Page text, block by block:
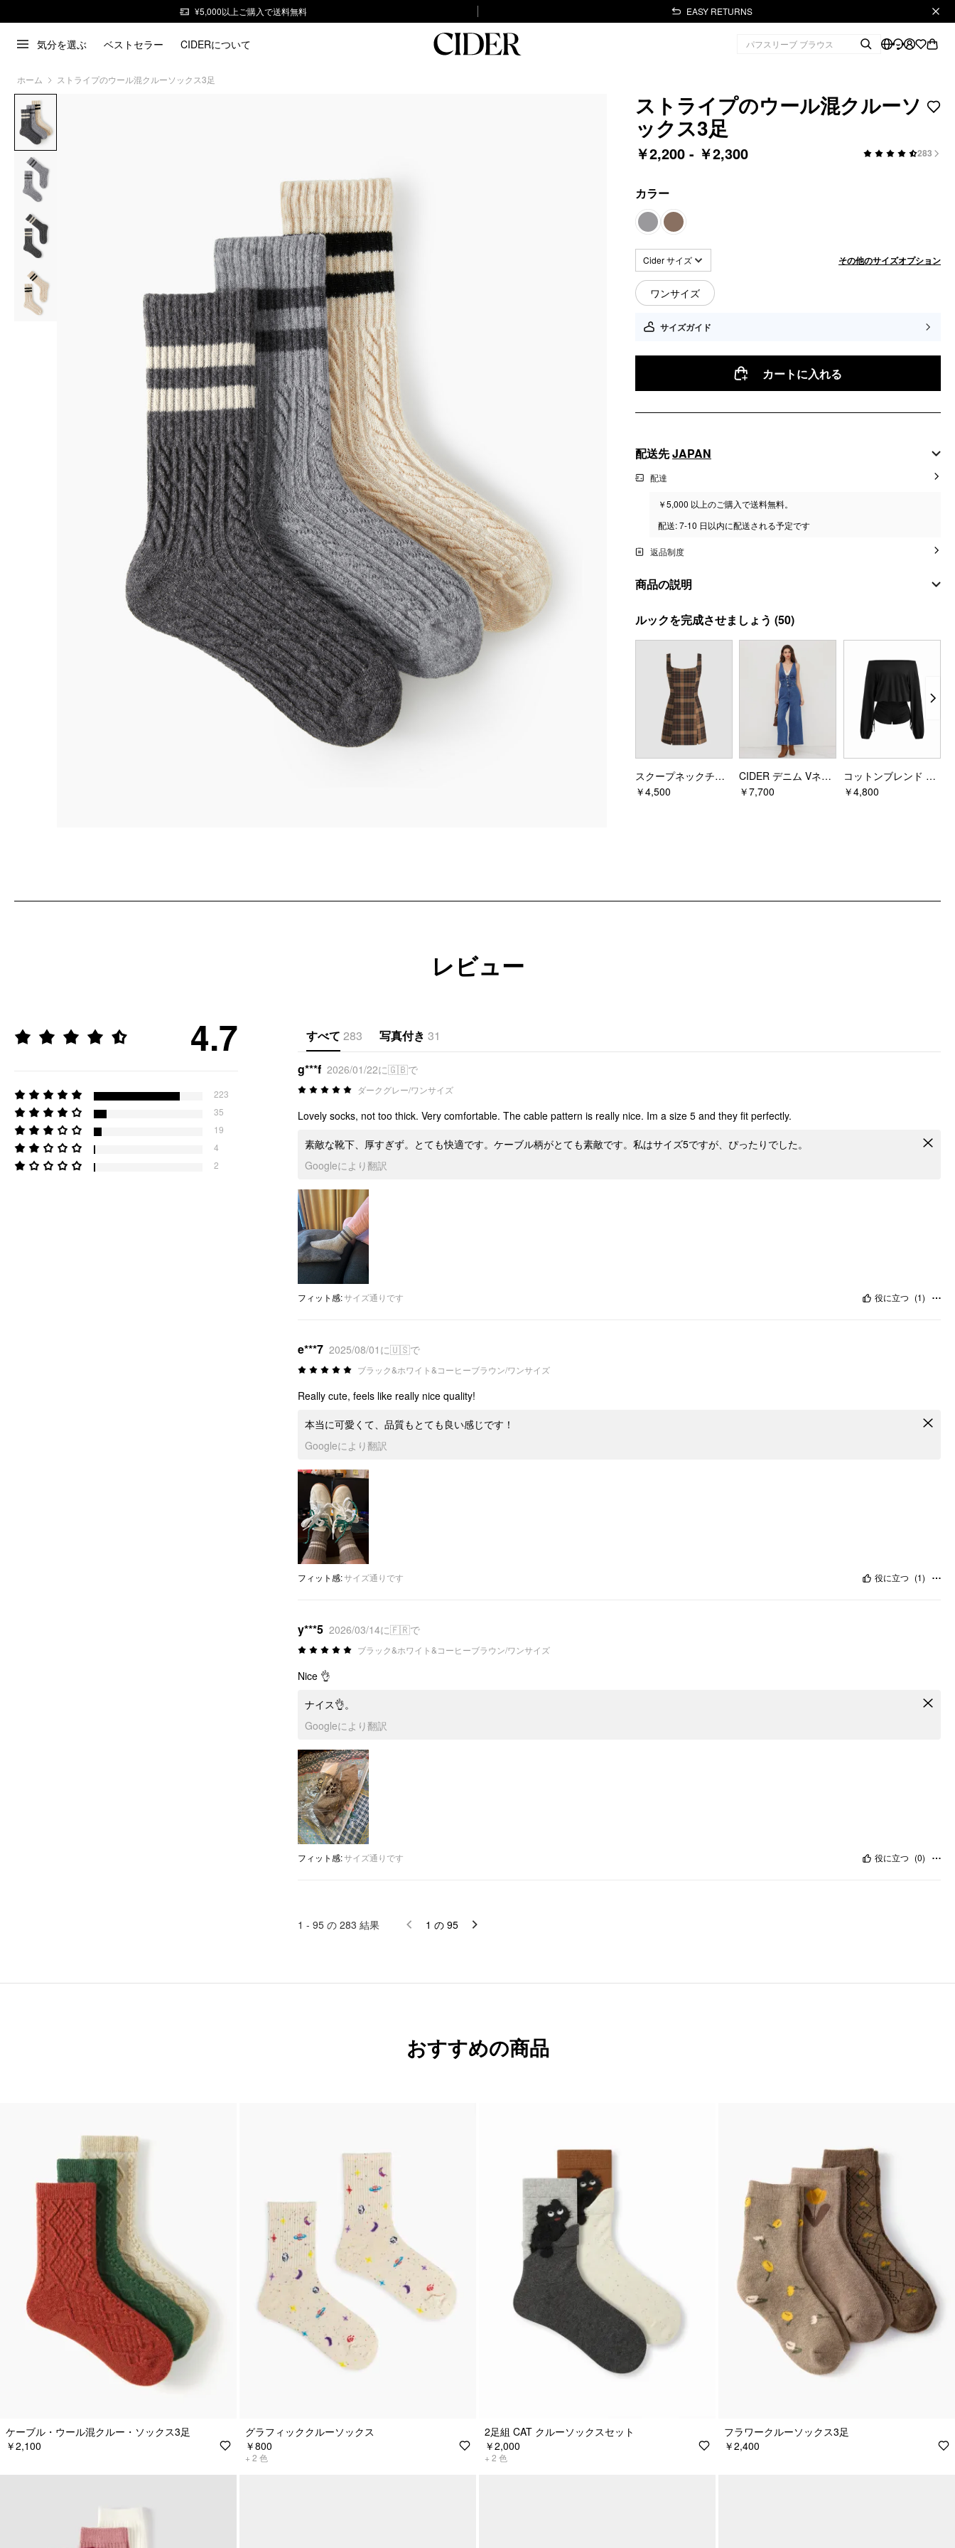
¥5,000以上ご購入で送料無料 EASY RETURNS
気分を選ぶ ベストセラー CIDERについて
ホーム ストライプのウール混クルーソックス3足
ストライプのウール混クルーソ
ックス3足
￥2,200 - ￥2,300 283
カラー
Cider サイズ その他のサイズオプション
ワンサイズ
サイズガイド
カートに入れる
配送先JAPAN
配達
￥5,000 以上のご購入で送料無料。
配送: 7-10 日以内に配送される予定です
返品制度
商品の説明
素材
デザイン情報
シーン: デイリーカジュアル, 喫茶店, デート, 学校
ソックス＆タイツタイプ: クルーソックス
ソックス＆タイツのディテール: ストライプ
ルックを完成させましょう (50)
スクープネックチェックジッパーミニドレス
￥4,500
CIDER デニム Vネック ボタン ポケット ワイドレッグ ジャンプスーツ
￥7,700
コットンブレンド アシンメトリーネック ドローストリング ロンパース
￥4,800
レビュー
4.7
223
35
19
4
2
すべて 283 写真付き 31
g***f 2026/01/22に🇬🇧で
ダークグレー/ワンサイズ
Lovely socks, not too thick. Very comfortable. The cable pattern is really nice. Im a size 5 and they fit perfectly.
素敵な靴下、厚すぎず。とても快適です。ケーブル柄がとても素敵です。私はサイズ5ですが、ぴったりでした。
Googleにより翻訳
フィット感:サイズ通りです 役に立つ (1)
e***7 2025/08/01に🇺🇸で
ブラック&ホワイト&コーヒーブラウン/ワンサイズ
Really cute, feels like really nice quality!
本当に可愛くて、品質もとても良い感じです！
Googleにより翻訳
フィット感:サイズ通りです 役に立つ (1)
y***5 2026/03/14に🇫🇷で
ブラック&ホワイト&コーヒーブラウン/ワンサイズ
Nice 👌
ナイス👌。
Googleにより翻訳
フィット感:サイズ通りです 役に立つ (0)
1 - 95 の 283 結果 1 の 95
おすすめの商品
ケーブル・ウール混クルー・ソックス3足
￥2,100
グラフィッククルーソックス
￥800
+ 2 色
2足組 CAT クルーソックスセット
￥2,000
+ 2 色
フラワークルーソックス3足
￥2,400